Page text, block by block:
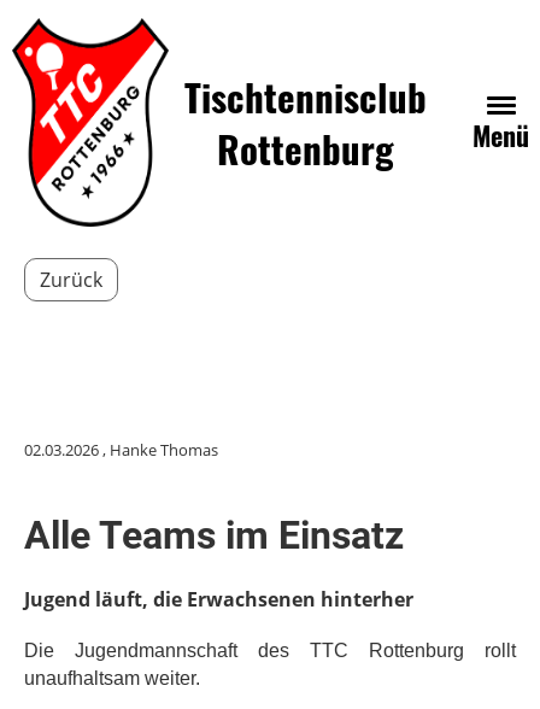
Menü
Tischtennisclub
Rottenburg
Zurück
02.03.2026, Hanke Thomas
Alle Teams im Einsatz
Jugend läuft, die Erwachsenen hinterher
Die Jugendmannschaft des TTC Rottenburg rollt
unaufhaltsam weiter.